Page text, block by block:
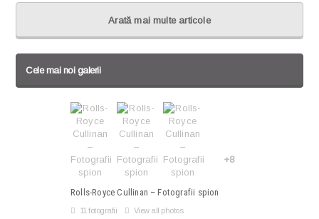
Arată mai multe articole
Cele mai noi galerii
+8
Rolls-Royce Cullinan – Fotografii spion
11 fotografii View all photos